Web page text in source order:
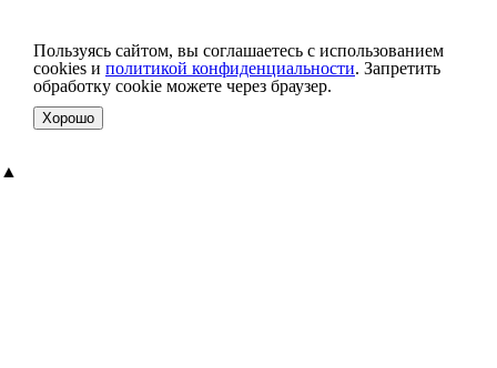
Пользуясь сайтом, вы соглашаетесь с использованием
cookies и политикой конфиденциальности. Запретить
обработку cookie можете через браузер.
Хорошо
▲